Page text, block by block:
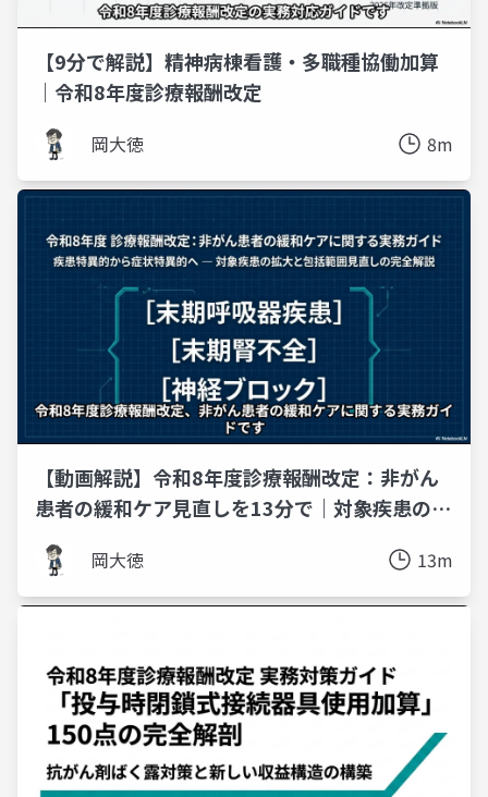
【9分で解説】精神病棟看護・多職種協働加算
｜令和8年度診療報酬改定
岡大徳 8m
【動画解説】令和8年度診療報酬改定：非がん
患者の緩和ケア見直しを13分で｜対象疾患の拡
大と包括範囲
岡大徳 13m